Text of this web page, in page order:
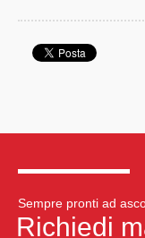
Sempre pronti ad
Richiedi